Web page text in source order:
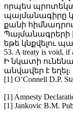
որպես
պայմանագիրը
քանի
Պայմանագրերի
եթե կնքվելու
53. A treaty is void, if
Ի նկատի
անվավեր է եղել։
[1] O’Connell D.P.
[1] Amnesty
[1] Jankovic B.M.